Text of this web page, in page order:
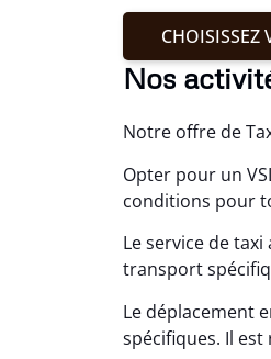
CHOISISSEZ
Nos
Notre offre de
Opter pour un
conditions pour
Le service de
transport
Le déplacement
spécifiques. Il